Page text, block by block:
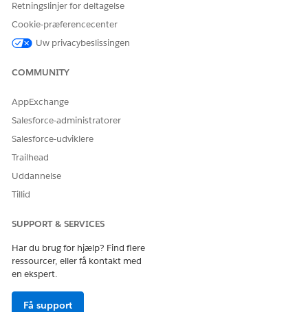
fuldførelse til it-teamet. Du kan opbygge et forløb i Flow
Builder til at inkludere tilpasset logik, f.eks.
managergodkendelser eller automatiseret fuldførelse.
Integration
integrationer for registrering eller fuldførelse. Brug Flow
Builder til at oprette tilpassede forløb med forbindelser, der
Retningslinjer for deltagelse
Cookie-præferencecenter
Uw privacybeslissingen
COMMUNITY
AppExchange
Salesforce-administratorer
Salesforce-udviklere
Trailhead
Uddannelse
Tillid
SUPPORT & SERVICES
Har du brug for hjælp? Find flere
ressourcer, eller få kontakt med
en ekspert.
Få support